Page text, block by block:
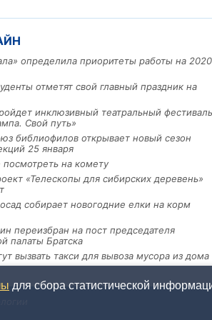
определила приоритеты работы на 2020
отметят свой главный праздник на
инклюзивный театральный фестиваль
Свой путь»
библиофилов открывает новый сезон
25 января
на комету
«Телескопы для сибирских деревень»
собирает новогодние елки на корм
переизбран на пост председателя
палаты Братска
вызвать такси для вывоза мусора из дома
для сбора статистической